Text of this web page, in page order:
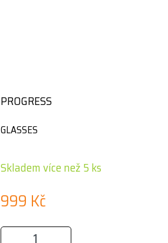
PROGRESS
GLASSES
Skladem více než 5 ks
999 Kč